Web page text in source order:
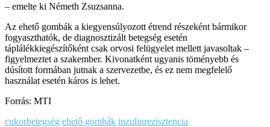
– emelte ki Németh Zsuzsanna.
Az ehető gombák a kiegyensúlyozott étrend részeként bármikor
fogyaszthatók, de diagnosztizált betegség esetén
táplálékkiegészítőként csak orvosi felügyelet mellett javasoltak –
figyelmeztet a szakember. Kivonatként ugyanis töményebb és
dúsított formában jutnak a szervezetbe, és ez nem megfelelő
használat esetén káros is lehet.
Forrás: MTI
cukorbetegség ehető gombák inzulinrezisztencia